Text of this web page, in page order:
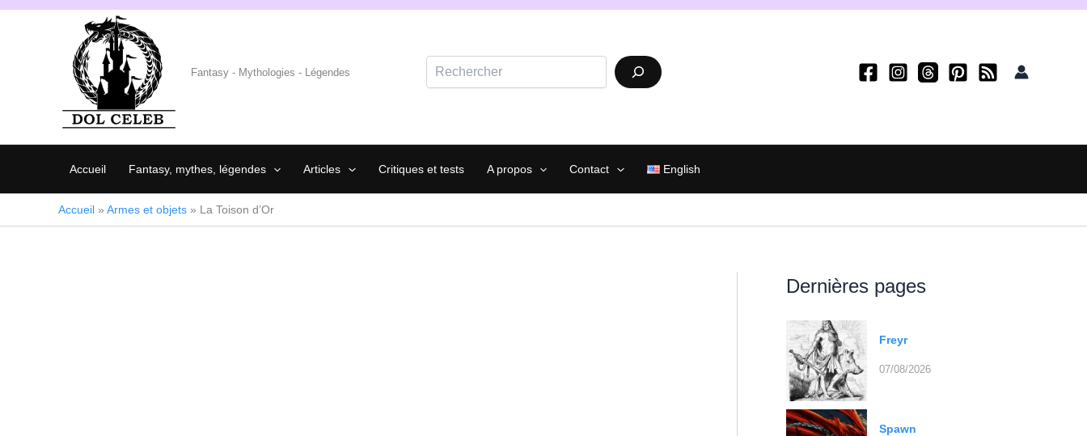
Aller
Fantasy - Mythologies - Légendes
Accueil Fantasy, mythes, légendes Articles Critiques et tests A propos Contact English
Accueil » Armes et objets » La Toison d’Or
Dernières pages
Freyr
07/08/2026
Spawn